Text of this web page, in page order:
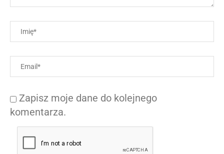
Zapisz moje dane do kolejnego
komentarza.